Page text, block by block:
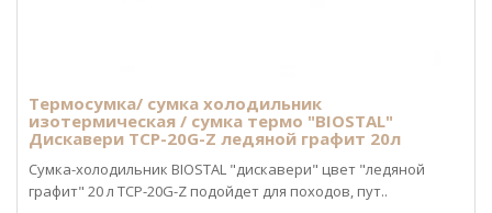
Термосумка/ сумка холодильник
изотермическая / сумка термо "BIOSTAL"
Дискавери TCP-20G-Z ледяной графит 20л
Сумка-холодильник BIOSTAL "дискавери" цвет "ледяной
графит" 20 л TCP-20G-Z подойдет для походов, пут..